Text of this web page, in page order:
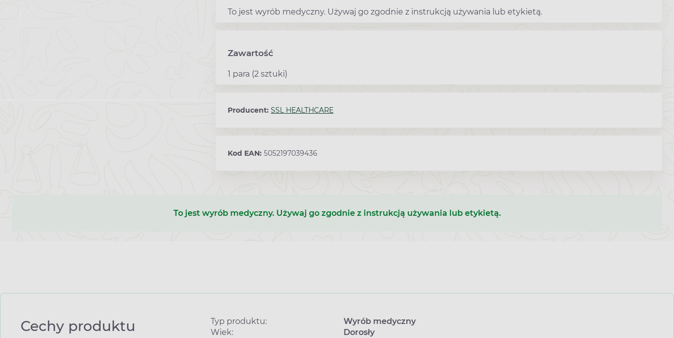
To jest wyrób medyczny. Używaj go zgodnie z instrukcją używania lub etykietą.
Zawartość
1 para (2 sztuki)
Producent: SSL HEALTHCARE
Kod EAN: 5052197039436
To jest wyrób medyczny. Używaj go zgodnie z instrukcją używania lub etykietą.
Cechy produktu Typ produktu:
Wyrób medyczny
Wiek:
Dorosły